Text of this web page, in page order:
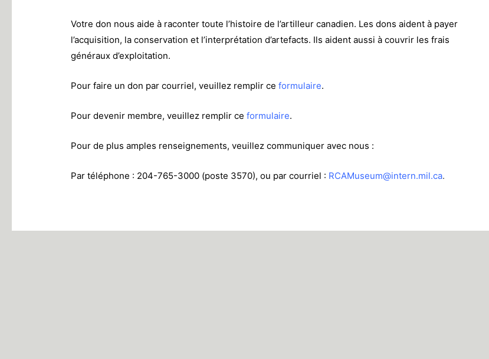
Votre don nous aide à raconter toute l’histoire de l’artilleur canadien. Les dons aident à payer
l’acquisition, la conservation et l’interprétation d’artefacts. Ils aident aussi à couvrir les frais
généraux d’exploitation.
Pour faire un don par courriel, veuillez remplir ceformulaire.
Pour devenir membre, veuillez remplir ceformulaire.
Pour de plus amples renseignements, veuillez communiquer avec nous :
Par téléphone : 204-765-3000 (poste 3570), ou par courriel : RCAMuseum@intern.mil.ca.